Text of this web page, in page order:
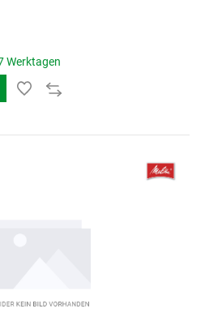
Werktagen